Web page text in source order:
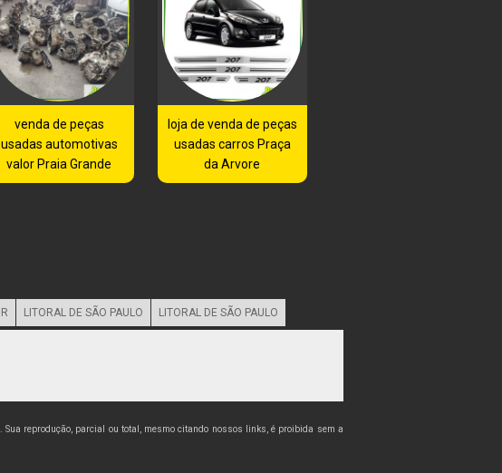
venda de peças
usadas automotivas
valor Praia Grande
loja de venda de peças
usadas carros Praça
da Arvore
LITORAL DE SÃO PAULO LITORAL DE SÃO PAULO
Sua reprodução, parcial ou total, mesmo citando nossos links, é proibida sem a